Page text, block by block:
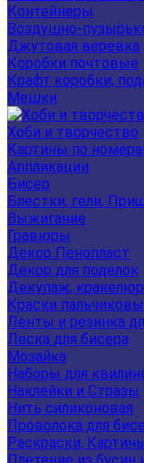
Контейнеры
Воздушно-
Джутовая веревка
Коробки почтовые
Крафт коробки,
Мешки
Хоби и творчество
Картины по
Аппликации
Бисер
Блестки, гели,
Выжигание
Гравюры
Декор Пенопласт
Декор для поделок
Декупаж,
Краски
Ленты и резинка
Леска для бисера
Мозайка
Наборы для
Наклейки и Стразы
Нить силиконовая
Проволока для
Раскраски,